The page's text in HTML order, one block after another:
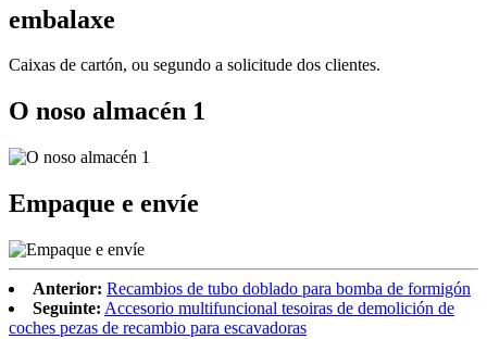
embalaxe
Caixas de cartón, ou segundo a solicitude dos clientes.
O noso almacén 1
Empaque e envíe
Anterior: Recambios de tubo doblado para bomba de formigón
Seguinte: Accesorio multifuncional tesoiras de demolición de
coches pezas de recambio para escavadoras